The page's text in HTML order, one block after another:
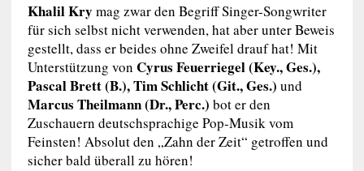
Khalil Kry mag zwar den Begriff Singer-Songwriter
für sich selbst nicht verwenden, hat aber unter Beweis
gestellt, dass er beides ohne Zweifel drauf hat! Mit
Unterstützung von Cyrus Feuerriegel (Key., Ges.),
Pascal Brett (B.), Tim Schlicht (Git., Ges.) und
Marcus Theilmann (Dr., Perc.) bot er den
Zuschauern deutschsprachige Pop-Musik vom
Feinsten! Absolut den „Zahn der Zeit“ getroffen und
sicher bald überall zu hören!